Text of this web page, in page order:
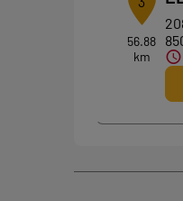
56.88
km